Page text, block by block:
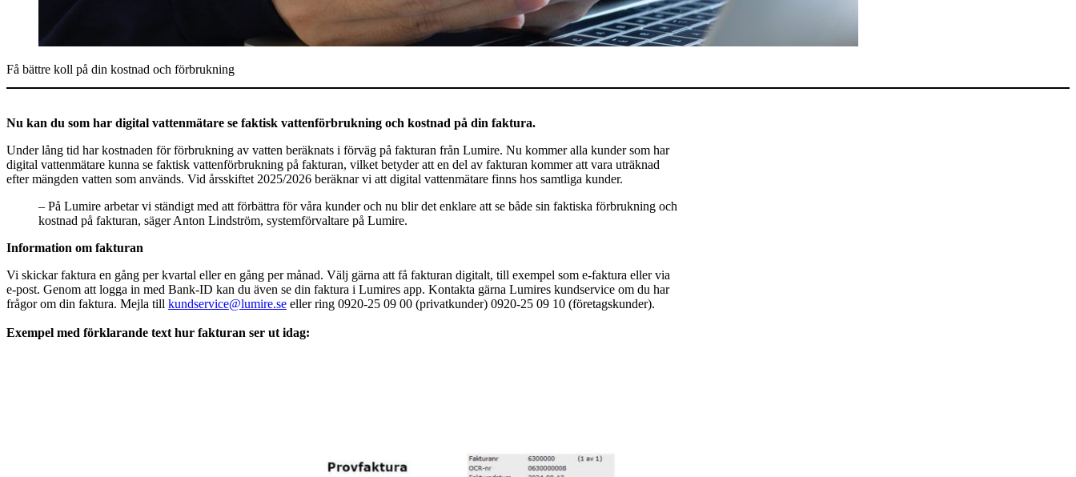
Få bättre koll på din kostnad och förbrukning
Nu kan du som har digital vattenmätare se faktisk vattenförbrukning och kostnad på din faktura.
Under lång tid har kostnaden för förbrukning av vatten beräknats i förväg på fakturan från Lumire. Nu kommer alla kunder som har
digital vattenmätare kunna se faktisk vattenförbrukning på fakturan, vilket betyder att en del av fakturan kommer att vara uträknad
efter mängden vatten som används. Vid årsskiftet 2025/2026 beräknar vi att digital vattenmätare finns hos samtliga kunder.
– På Lumire arbetar vi ständigt med att förbättra för våra kunder och nu blir det enklare att se både sin faktiska förbrukning och
kostnad på fakturan, säger Anton Lindström, systemförvaltare på Lumire.
Information om fakturan
Vi skickar faktura en gång per kvartal eller en gång per månad. Välj gärna att få fakturan digitalt, till exempel som e-faktura eller via
e-post. Genom att logga in med Bank-ID kan du även se din faktura i Lumires app. Kontakta gärna Lumires kundservice om du har
frågor om din faktura. Mejla till kundservice@lumire.se eller ring 0920-25 09 00 (privatkunder) 0920-25 09 10 (företagskunder).
Exempel med förklarande text hur fakturan ser ut idag: